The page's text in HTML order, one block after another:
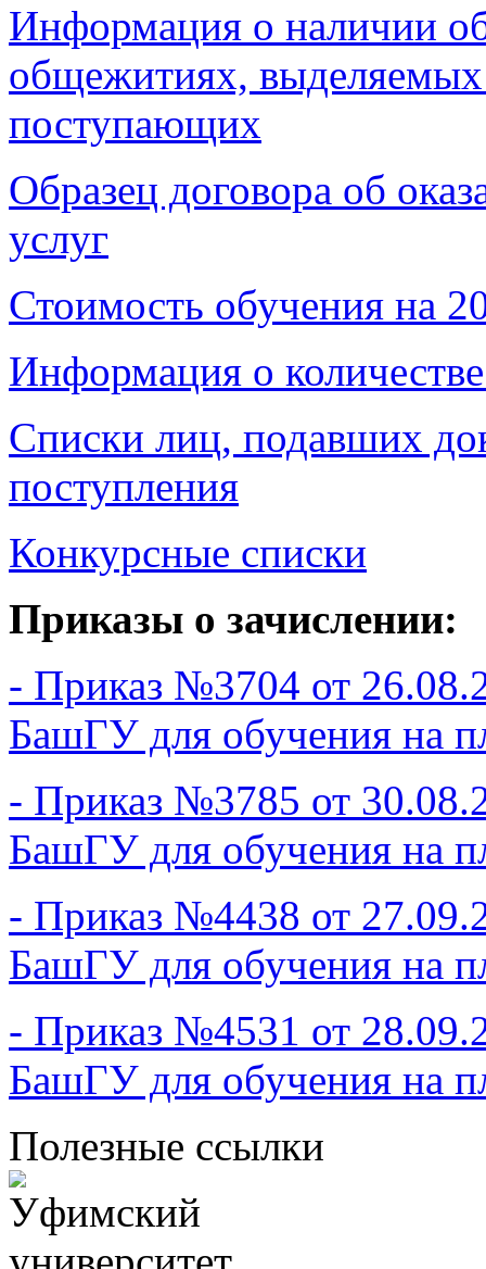
Информация о наличии
общежитиях,
поступающих
Образец договора об
услуг
Стоимость обучения на
Информация о
Списки лиц, подавших
поступления
Конкурсные списки
Приказы о зачислении:
- Приказ №3704 от
БашГУ для обучения на
- Приказ №3785 от
БашГУ для обучения на
- Приказ №4438 от
БашГУ для обучения на
- Приказ №4531 от
БашГУ для обучения на
Полезные ссылки